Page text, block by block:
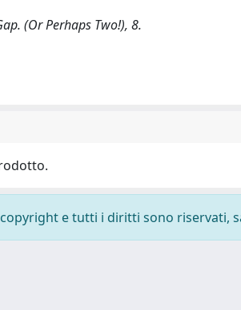
(Or Perhaps Two!), 8.
e tutti i diritti sono riservati,